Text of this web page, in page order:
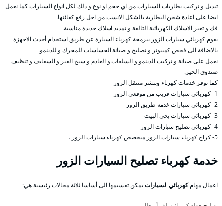
تبديل و تركيب بطاريات السيارات من اي حجم او نوع و ذلك لكل انواع السيارات كما نعمل
ايضا على اعادة شحن البطارية بالشكل الانسب من اجل رفع كفائتها.
فك و تغير الاسلاك الكهربائية التالفة و تمديد اسلاك جديدة مناسبة.
يقوم كهربائي سيارات الزور ببرمجة كهرباء السيارة عن طريق استخدام أحدث الاجهزة
بالاضافة الى فحص كمبيوتر و تصليح و صيانة الحساسات للمحرك و للدينمو.
نعمل على صيانة و تركيب الدينمو و السلفات و العادم و سيخ القير و السفايف و تنظيف
صندوق الجير.
كما نوفر خدمات كهرباء وبنشر متنقل الزور
1- كهربائي سيارات قريب من موقعي الزور
2- كهربائي سيارات خدمة طريق الزور
3- كهربائي سيارات يجي البيت
4- كهربائي تصليح سيارات الزور
5- كراج كهرباء سيارات الزور متخصص كهرباء سيارات الزور .
خدمة كهرباء تصليح السيارات الزور
اعمال مهامكهربائي السياراتيمكن تقسيمها الى أساسا ثلاثة مجالات رئيسية هي: